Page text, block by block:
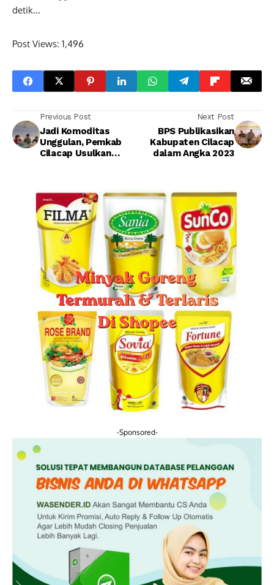
detik...
Post Views: 1,496
Previous Post
Jadi Komoditas
Unggulan, Pemkab
Cilacap Usulkan
Next Post
BPS Publikasikan
Kabupaten Cilacap
dalam Angka 2023
-Sponsored-